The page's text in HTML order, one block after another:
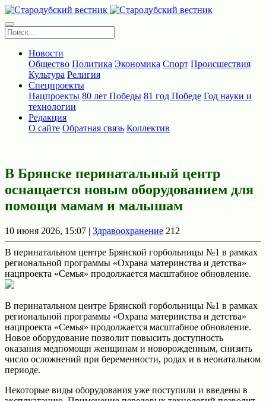
Новости
Общество Политика Экономика Спорт Происшествия
Культура Религия
Спецпроекты
Нацпроекты 80 лет Победы 81 год Победе Год науки и
технологии
Редакция
О сайте Обратная связь Коллектив
В Брянске перинатальный центр
оснащается новым оборудованием для
помощи мамам и малышам
10 июня 2026, 15:07 | Здравоохранение 212
В перинатальном центре Брянской горбольницы №1 в рамках
региональной программы «Охрана материнства и детства»
нацпроекта «Семья» продолжается масштабное обновление.
В перинатальном центре Брянской горбольницы №1 в рамках
региональной программы «Охрана материнства и детства»
нацпроекта «Семья» продолжается масштабное обновление.
Новое оборудование позволит повысить доступность
оказания медпомощи женщинам и новорожденным, снизить
число осложнений при беременности, родах и в неонатальном
периоде.
Некоторые виды оборудования уже поступили и введены в